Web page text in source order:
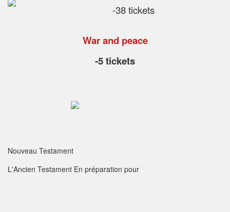
-38 tickets
War and peace
-5 tickets
Nouveau Testament
L'Ancien Testament En préparation pour